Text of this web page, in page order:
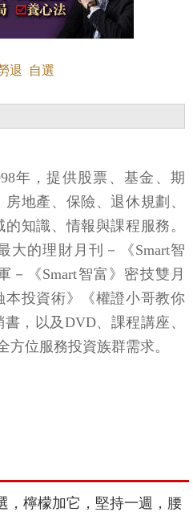
退 自選
年，提供股票、基金、期
地產、保險、退休規劃、
知識、情報與課程服務。
大的理財月刊－《Smart智
－《Smart智富》密技雙月
投資術》《權證小哥教你
，以及DVD、課程講座、
方位服務投資族群需求。
，檸檬加它，堅持一週，腰